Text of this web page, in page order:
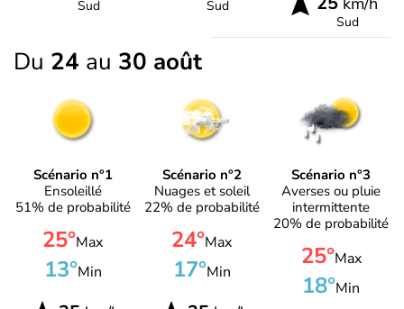
Sud Sud
Sud
Du 24 au 30 août
Scénario n°1
Ensoleillé
51% de probabilité
25°Max
13°Min
Scénario n°2
Nuages et soleil
22% de probabilité
24°Max
17°Min
Scénario n°3
Averses ou pluie
intermittente
20% de probabilité
25°Max
18°Min